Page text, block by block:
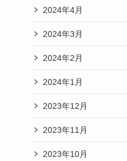
2024年4月
2024年3月
2024年2月
2024年1月
2023年12月
2023年11月
2023年10月